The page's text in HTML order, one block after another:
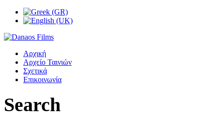
Αρχική
Αρχείο Ταινιών
Σχετικά
Επικοινωνία
Search